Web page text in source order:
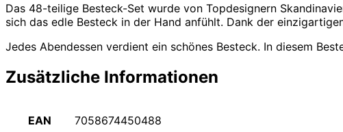
Das 48-teilige Besteck-Set wurde von Topdesignern
sich das edle Besteck in der Hand anfühlt. Dank der
Jedes Abendessen verdient ein schönes Besteck. In diesem
Zusätzliche Informationen
EAN 7058674450488